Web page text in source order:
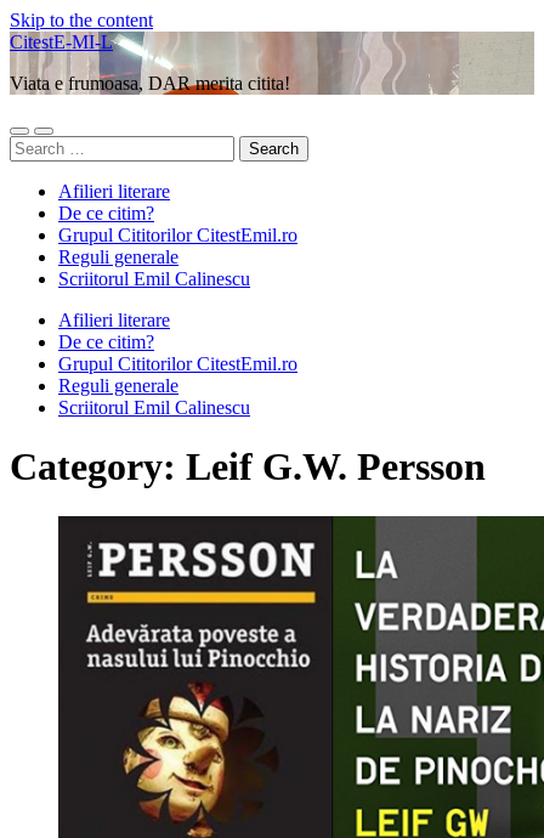
Skip to the content
CitestE-MI-L
Viata e frumoasa, DAR merita citita!
Toggle
mobile
Toggle
search
Search
for:
Afilieri literare
De ce citim?
Grupul Cititorilor CitestEmil.ro
Reguli generale
Scriitorul Emil Calinescu
Afilieri literare
De ce citim?
Grupul Cititorilor CitestEmil.ro
Reguli generale
Scriitorul Emil Calinescu
Category: Leif G.W. Persson